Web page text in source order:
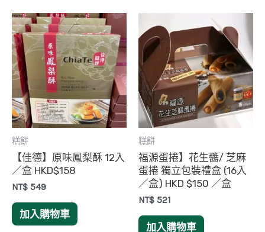
糕餅
【佳德】原味鳳梨酥 12入
／盒 HKD$158
NT$ 549
加入購物車
糕餅
福源蛋捲】花生醬/ 芝麻
蛋捲 獨立包裝禮盒 (16入
／盒) HKD $150 ／盒
NT$ 521
加入購物車